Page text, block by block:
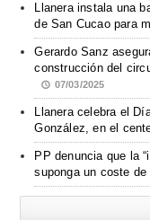
Llanera instala una
de San Cucao para
Gerardo Sanz
construcción del
07/03/2025
Llanera celebra el
González, en el
PP denuncia que la
suponga un coste